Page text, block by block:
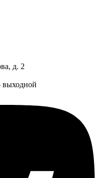
д. 2
выходной